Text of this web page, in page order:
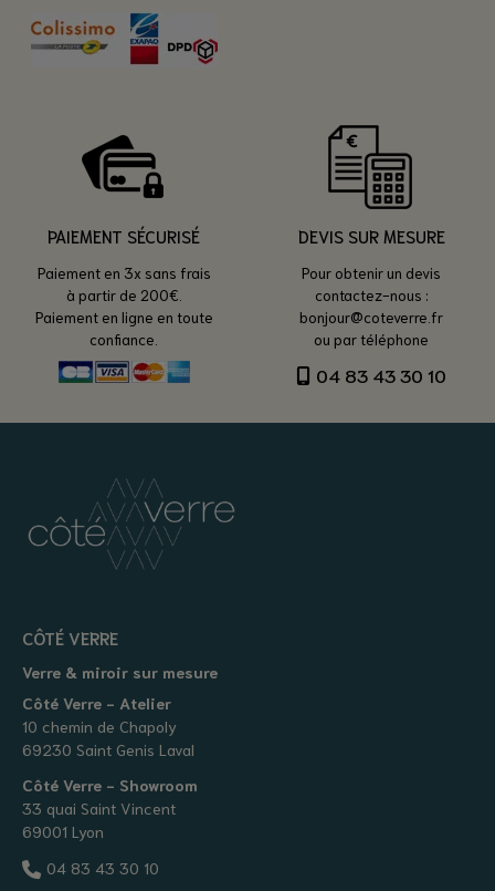
PAIEMENT SÉCURISÉ
Paiement en 3x sans frais
à partir de 200€.
Paiement en ligne en toute
confiance.
DEVIS SUR MESURE
Pour obtenir un devis
contactez-nous :
bonjour@coteverre.fr
ou par téléphone
04 83 43 30 10
CÔTÉ VERRE
Verre & miroir sur mesure
Côté Verre - Atelier
10 chemin de Chapoly
69230 Saint Genis Laval
Côté Verre - Showroom
33 quai Saint Vincent
69001 Lyon
04 83 43 30 10